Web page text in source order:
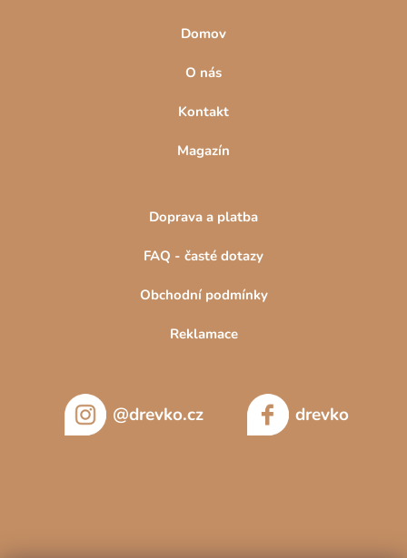
Domov
O nás
Kontakt
Magazín
Doprava a platba
FAQ - časté dotazy
Obchodní podmínky
Reklamace
@drevko.cz drevko